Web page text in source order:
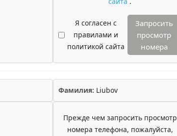
Я согласен с
правилами и
политикой сайта
Запросить
просмотр
номера
Фамилия: Liubov
Прежде чем запросить просмотр
номера телефона, пожалуйста,